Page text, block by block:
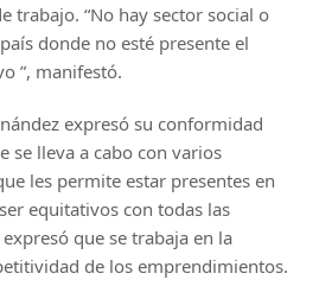
trabajo. “No hay sector social o
donde no esté presente el
”, manifestó.
expresó su conformidad
se lleva a cabo con varios
les permite estar presentes en
equitativos con todas las
que se trabaja en la
de los emprendimientos.